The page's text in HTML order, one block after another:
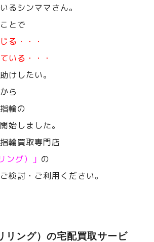
るシンママさん。
とで
る・・・
いる・・・
けしたい。
ら
輪の
始しました。
輪買取専門店
ング）」 の
検討・ご利用ください。
リング）の宅配買取サービ